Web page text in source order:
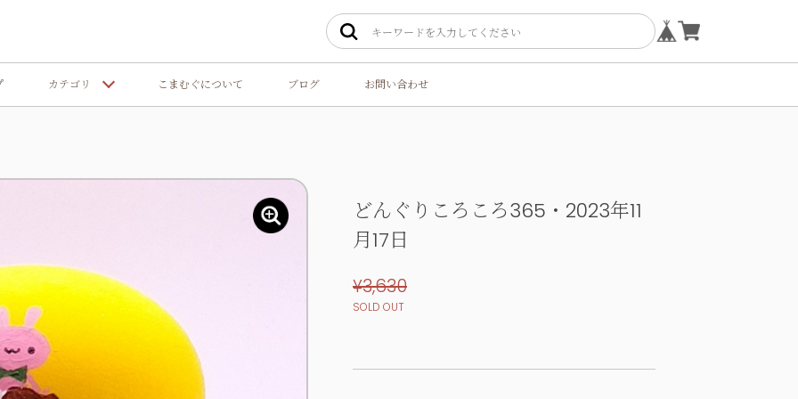
カテゴリ こまむぐについて ブログ お問い合わせ
どんぐりころころ365・2023年11
月17日
¥3,630
SOLD OUT